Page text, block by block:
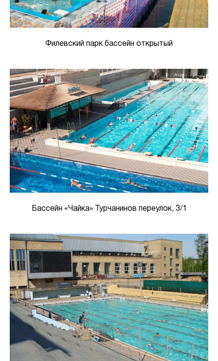
Филевский парк бассейн открытый
Бассейн «Чайка» Турчанинов переулок, 3/1